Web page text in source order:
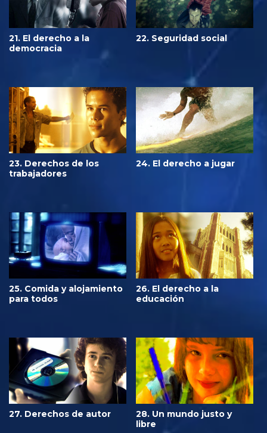
21. El derecho a la
democracia
22. Seguridad social
23. Derechos de los
trabajadores
24. El derecho a jugar
25. Comida y alojamiento
para todos
26. El derecho a la
educación
27. Derechos de autor
28. Un mundo justo y
libre